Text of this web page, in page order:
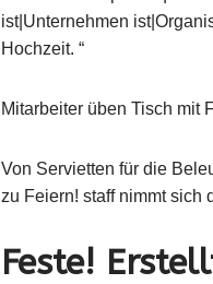
ist|Unternehmen
Hochzeit. “
Mitarbeiter üben Tisch mit
Von Servietten für die
zu Feiern! staff nimmt sich
Feste!